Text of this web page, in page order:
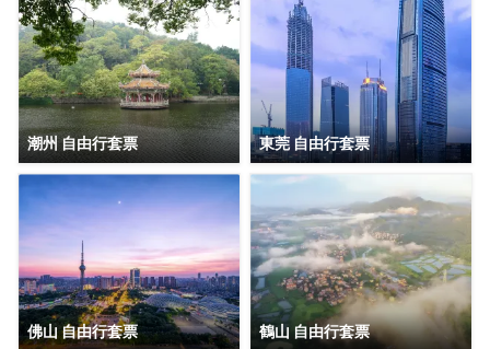
潮州 自由行套票 東莞 自由行套票
佛山 自由行套票 鶴山 自由行套票